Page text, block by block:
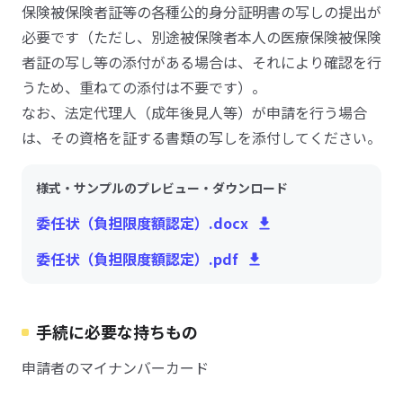
保険被保険者証等の各種公的身分証明書の写しの提出が
必要です（ただし、別途被保険者本人の医療保険被保険
者証の写し等の添付がある場合は、それにより確認を行
うため、重ねての添付は不要です）。
なお、法定代理人（成年後見人等）が申請を行う場合
は、その資格を証する書類の写しを添付してください。
様式・サンプルのプレビュー・ダウンロード
委任状（負担限度額認定）.docx
委任状（負担限度額認定）.pdf
手続に必要な持ちもの
申請者のマイナンバーカード